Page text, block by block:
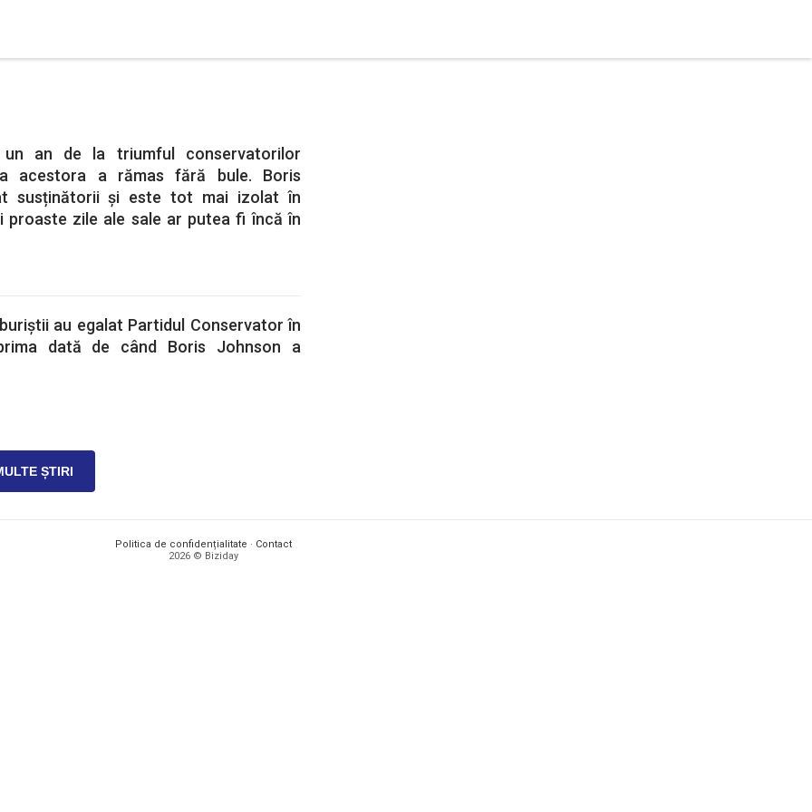
un an de la triumful conservatorilor
acestora a rămas fără bule. Boris
susținătorii și este tot mai izolat în
proaste zile ale sale ar putea fi încă în
au egalat Partidul Conservator în
dată de când Boris Johnson a
ȘTIRI
Politica de confidențialitate · Contact
2026 © Biziday